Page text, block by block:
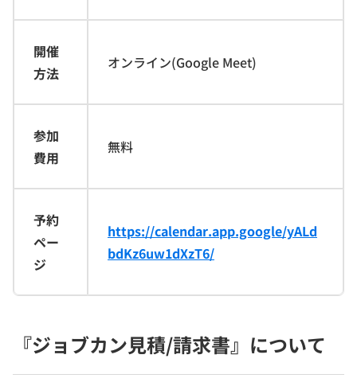
開催
方法
オンライン(Google Meet)
参加
費用
無料
予約
ペー
ジ
https://calendar.app.google/yALd
bdKz6uw1dXzT6/
『ジョブカン見積/請求書』について